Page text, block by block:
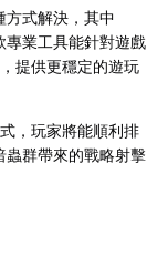
式解決，其中
專業工具能針對遊戲
提供更穩定的遊玩
，玩家將能順利排
群帶來的戰略射擊